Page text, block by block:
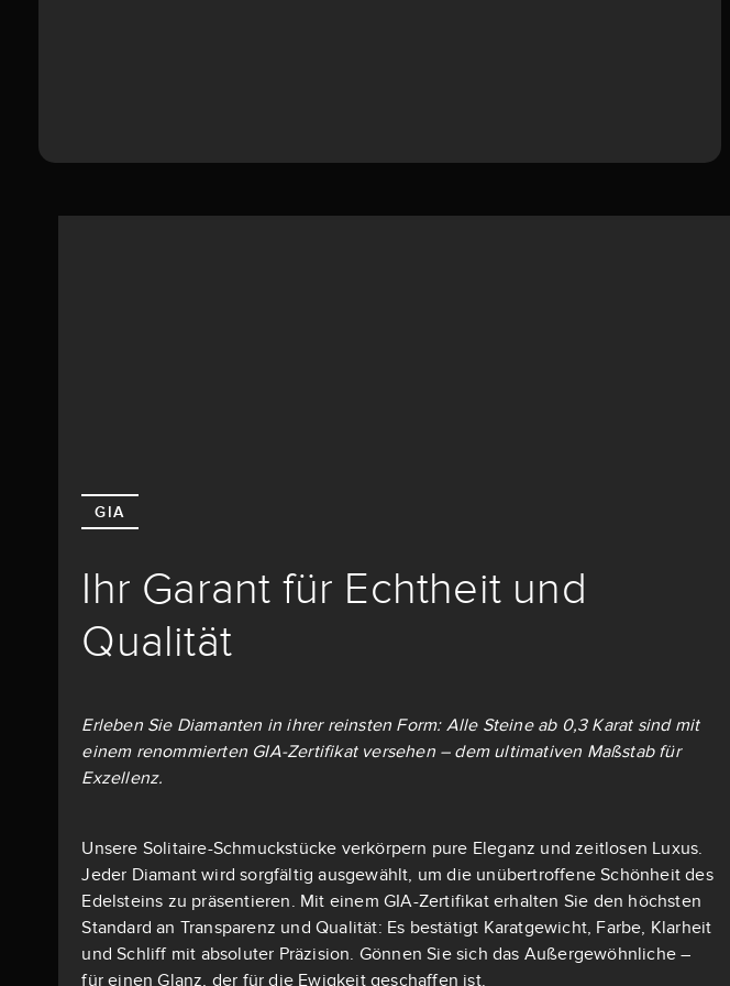
GIA
Ihr Garant für Echtheit und
Qualität
Erleben Sie Diamanten in ihrer reinsten Form: Alle Steine ab 0,3 Karat sind mit
einem renommierten GIA-Zertifikat versehen – dem ultimativen Maßstab für
Exzellenz.
Unsere Solitaire-Schmuckstücke verkörpern pure Eleganz und zeitlosen Luxus.
Jeder Diamant wird sorgfältig ausgewählt, um die unübertroffene Schönheit des
Edelsteins zu präsentieren. Mit einem GIA-Zertifikat erhalten Sie den höchsten
Standard an Transparenz und Qualität: Es bestätigt Karatgewicht, Farbe, Klarheit
und Schliff mit absoluter Präzision. Gönnen Sie sich das Außergewöhnliche –
für einen Glanz, der für die Ewigkeit geschaffen ist.